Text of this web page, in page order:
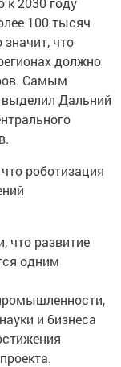
100 тысяч
что
должно
Самым
Дальний
роботизация
что развитие
одним
и бизнеса